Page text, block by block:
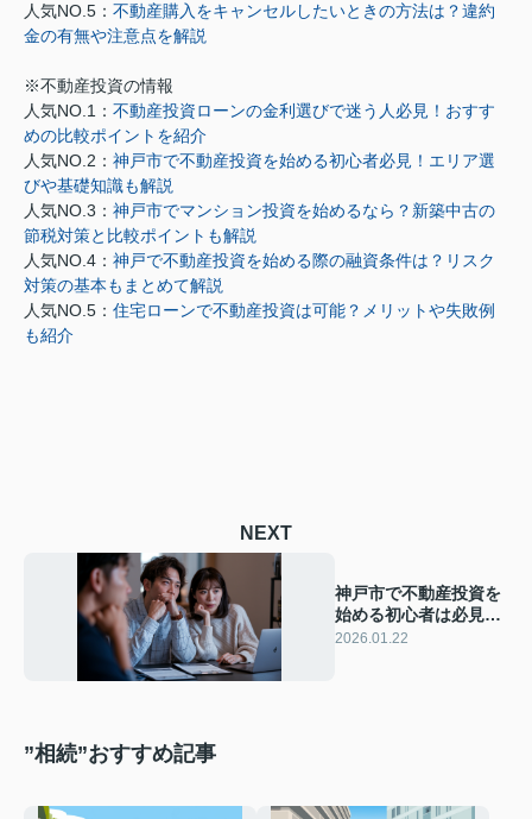
人気NO.5： 不動産購入をキャンセルしたいときの方法は？違約
金の有無や注意点を解説
※不動産投資の情報
人気NO.1： 不動産投資ローンの金利選びで迷う人必見！おすす
めの比較ポイントを紹介
人気NO.2： 神戸市で不動産投資を始める初心者必見！エリア選
びや基礎知識も解説
人気NO.3： 神戸市でマンション投資を始めるなら？新築中古の
節税対策と比較ポイントも解説
人気NO.4： 神戸で不動産投資を始める際の融資条件は？リスク
対策の基本もまとめて解説
人気NO.5： 住宅ローンで不動産投資は可能？メリットや失敗例
も紹介
NEXT
神戸市で不動産投資を
始める初心者は必見！
注意点や利回り相場シ
2026.01.22
”相続”おすすめ記事